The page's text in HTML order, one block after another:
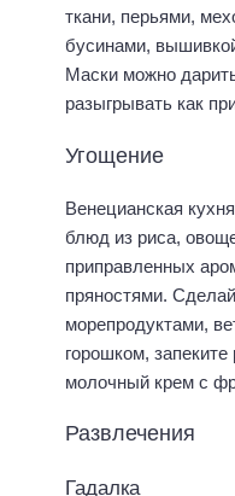
ткани, перьями,
бусинами,
Маски можно
разыгрывать как
Угощение
Венецианская
блюд из риса,
приправленных
пряностями.
морепродуктами,
горошком,
молочный крем с
Развлечения
Гадалка